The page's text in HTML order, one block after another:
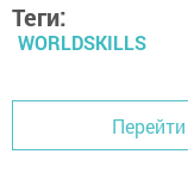
Теги:
WORLDSKILLS